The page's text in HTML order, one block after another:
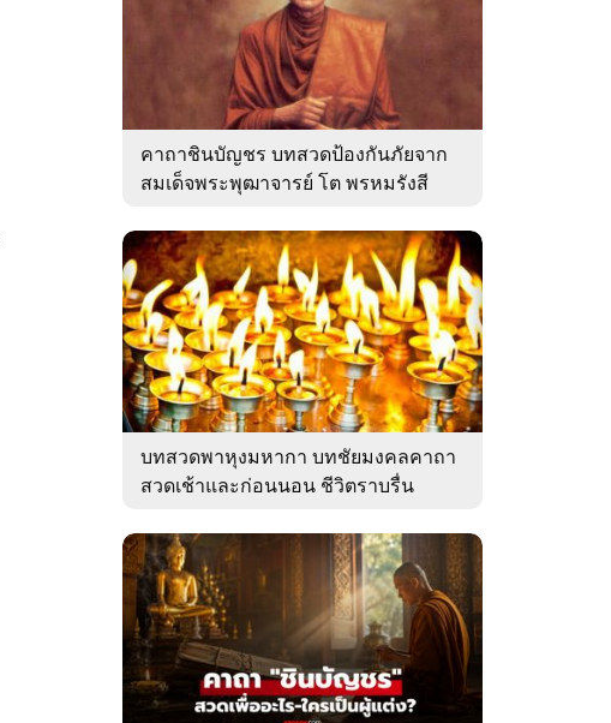
คาถาชินบัญชร บทสวดป้องกันภัยจาก
สมเด็จพระพุฒาจารย์ โต พรหมรังสี
บทสวดพาหุงมหากา บทชัยมงคลคาถา
สวดเช้าและก่อนนอน ชีวิตราบรื่น